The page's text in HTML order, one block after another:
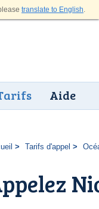
translate to English.
Aide
Tarifs d'appel